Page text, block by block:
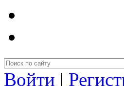
Войти |